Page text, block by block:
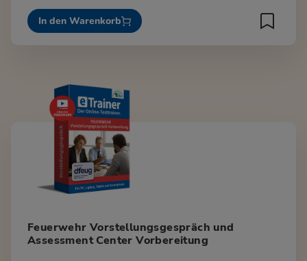
In den Warenkorb
Feuerwehr Vorstellungsgespräch und
Assessment Center Vorbereitung